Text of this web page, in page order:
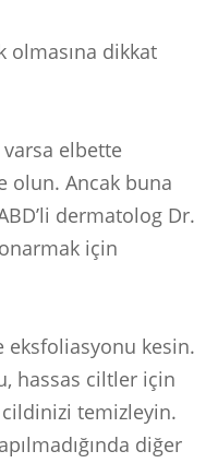
olmasına dikkat
elbette
olun. Ancak buna
dermatolog Dr.
için
kesin.
hassas ciltler için
temizleyin.
diğer